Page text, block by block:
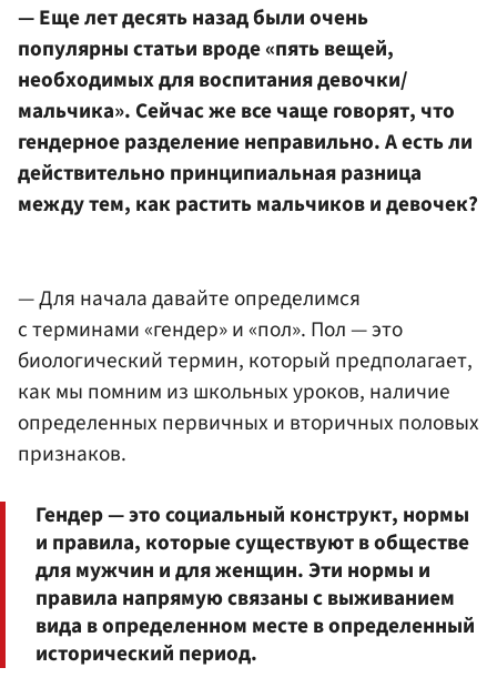
— Еще лет десять назад были очень
популярны статьи вроде «пять вещей,
необходимых для воспитания девочки/
мальчика». Сейчас же все чаще говорят, что
гендерное разделение неправильно. А есть ли
действительно принципиальная разница
между тем, как растить мальчиков и девочек?
— Для начала давайте определимся
с терминами «гендер» и «пол». Пол — это
биологический термин, который предполагает,
как мы помним из школьных уроков, наличие
определенных первичных и вторичных половых
признаков.
Гендер — это социальный конструкт, нормы
и правила, которые существуют в обществе
для мужчин и для женщин. Эти нормы и
правила напрямую связаны с выживанием
вида в определенном месте в определенный
исторический период.